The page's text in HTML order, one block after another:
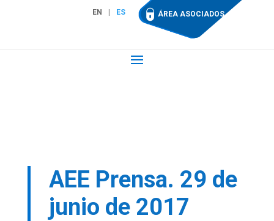
EN ES ÁREA ASOCIADOS
AEE Prensa. 29 de
junio de 2017